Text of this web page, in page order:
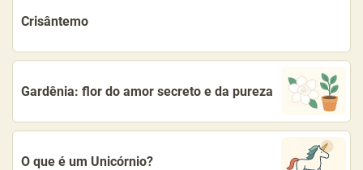
Crisântemo
Gardênia: flor do amor secreto e da pureza
O que é um Unicórnio?